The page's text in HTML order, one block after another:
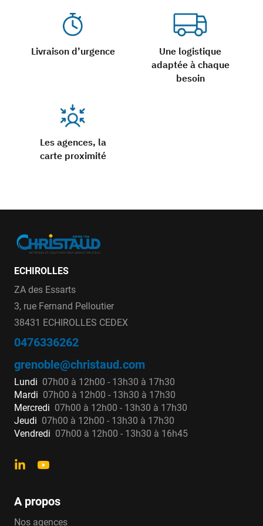
Filetage pas du gaz
Gaz - Mm
1/8" - 5-10
3/4" - 20-27
1"¼ - 33-42
1"½ - 40-49
2" - 50-60
2"¼ - 60-66
2"½ - 66-76
3" - 80-90
4" - 102-114
4"½ - 115-127
5" - 27-140
Les composants de la
robinetterie en amont
du compteur
Robinets d'arrêt
Livraison d’urgence
Une logistique
adaptée à chaque
besoin
Les agences, la
carte proximité
ECHIROLLES
ZA des Essarts
3, rue Fernand Pelloutier
38431 ECHIROLLES CEDEX
0476336262
grenoble@christaud.com
Lundi 07h00 à 12h00 - 13h30 à 17h30
Mardi 07h00 à 12h00 - 13h30 à 17h30
Mercredi 07h00 à 12h00 - 13h30 à 17h30
Jeudi 07h00 à 12h00 - 13h30 à 17h30
Vendredi 07h00 à 12h00 - 13h30 à 16h45
A propos
Nos agences